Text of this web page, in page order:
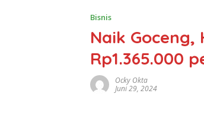
Bisnis
Naik
Rp1.365.000
Ocky Okta
Juni 29, 2024